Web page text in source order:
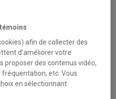
Alain Gérard Luc
afin de collecter des
d’améliorer votre
proposer des contenus vidéo,
fréquentation, etc. Vous
en sélectionnant